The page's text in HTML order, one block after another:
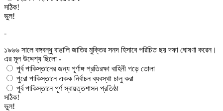
সঠিক!
ভুল!
-
১৯৬৬ সালে বঙ্গবন্ধু বাঙালি জাতির মুক্তির সনদ হিসাবে পরিচিত ছয় দফা ঘোষণা করেন।
এর মূল উদ্দেশ্য ছিলো -
পূর্ব পাকিস্তানের জন্য পূর্ণাঙ্গ প্রতিরক্ষা বাহিনী গড়ে তোলা
পুরো পাকিস্তানে একক নির্বাচন ব্যবস্থা চালু করা
পূর্ব পাকিস্তানে পূর্ণ স্বায়ত্তশাসন প্রতিষ্ঠা
সঠিক!
ভুল!